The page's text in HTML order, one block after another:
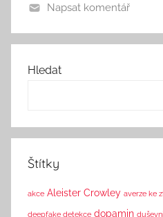
e
T
n
Napsat komentář
Hledat
Štítky
akce Aleister Crowley averze ke
deepfake detekce dopamin